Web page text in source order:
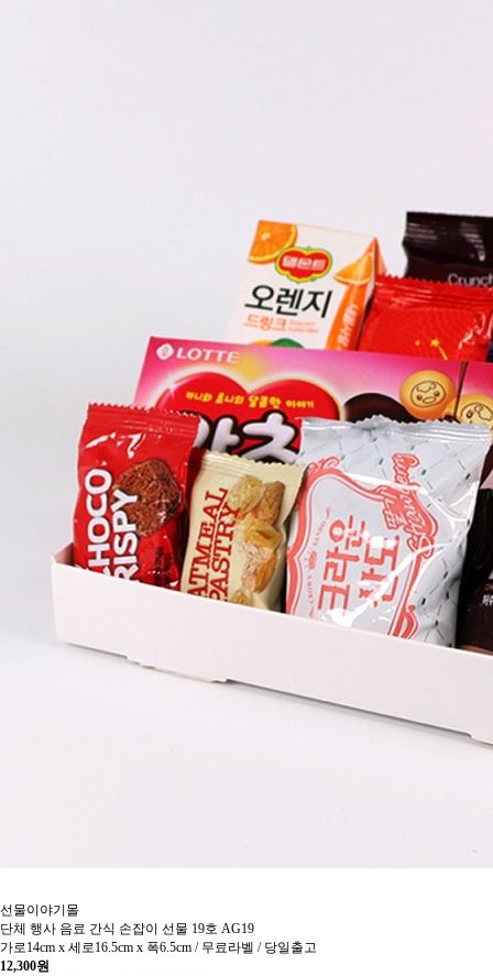
선물이야기몰
단체 행사 음료 간식 손잡이 선물 19호 AG19
가로14cm x 세로16.5cm x 폭6.5cm / 무료라벨 / 당일출고
12,300원